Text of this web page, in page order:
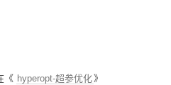
《 hyperopt-超参优化 》